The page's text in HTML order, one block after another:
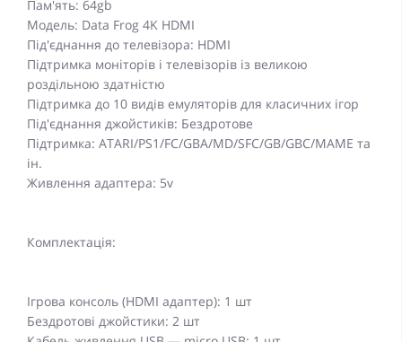
Пам'ять: 64gb
Модель: Data Frog 4K HDMI
Під'єднання до телевізора: HDMI
Підтримка моніторів і телевізорів із великою
роздільною здатністю
Підтримка до 10 видів емуляторів для класичних ігор
Під'єднання джойстиків: Бездротове
Підтримка: ATARI/PS1/FC/GBA/MD/SFC/GB/GBC/MAME та
ін.
Живлення адаптера: 5v
Комплектація:
Ігрова консоль (HDMI адаптер): 1 шт
Бездротові джойстики: 2 шт